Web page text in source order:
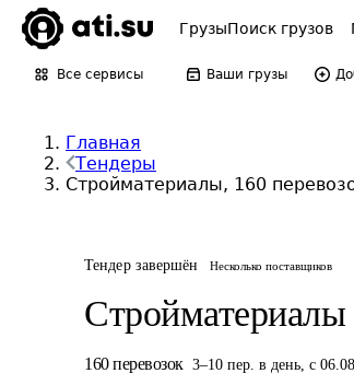
ГрузыПоиск грузов
Все сервисы Ваши грузы
Главная
Тендеры
Стройматериалы, 160
Тендер завершён Несколько поставщиков
Стройматериалы
160 перевозок 3–10 пер. в день, с